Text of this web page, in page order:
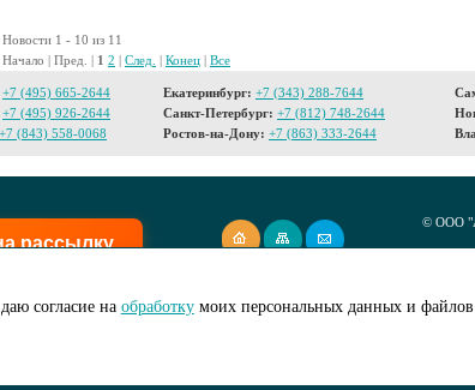
Новости 1 - 10 из 11
Начало | Пред. | 1 2 | След. | Конец | Все
+7 (495) 665-2644
+7 (495) 926-2644
+7 (843) 558-0068
Екатеринбург: +7 (343) 288-7644
Санкт-Петербург: +7 (812) 748-2644
Ростов-на-Дону: +7 (863) 333-2644
рассылку
© ООО
согласие на обработкумоих персональных данных и